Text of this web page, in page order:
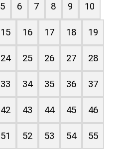
5 6 7 8 9 10
15 16 17 18 19
24 25 26 27 28
33 34 35 36 37
42 43 44 45 46
51 52 53 54 55